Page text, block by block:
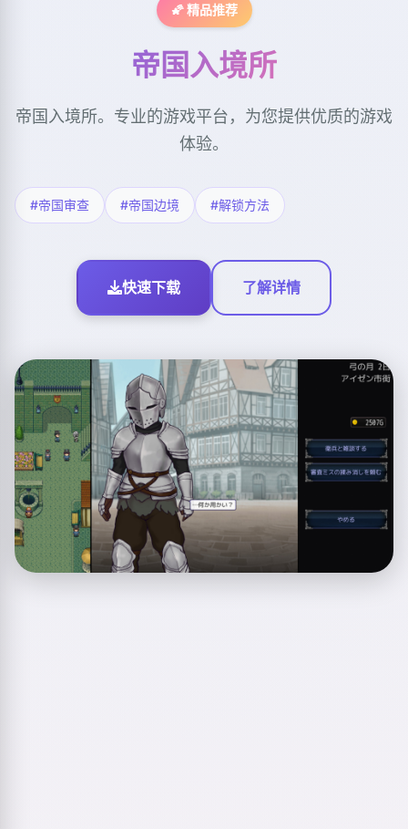
🌠 精品推荐
帝国入境所
帝国入境所。专业的游戏平台，为您提供优质的游戏
体验。
#帝国审查 #帝国边境 #解锁方法
快速下载 了解详情